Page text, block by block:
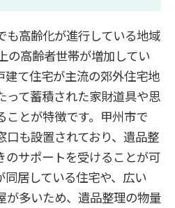
も高齢化が進行している地域
の高齢者世帯が増加してい
建て住宅が主流の郊外住宅地
って蓄積された家財道具や思
ことが特徴です。甲州市で
口も設置されており、遺品整
のサポートを受けることが可
居している住宅や、広い
が多いため、遺品整理の物量